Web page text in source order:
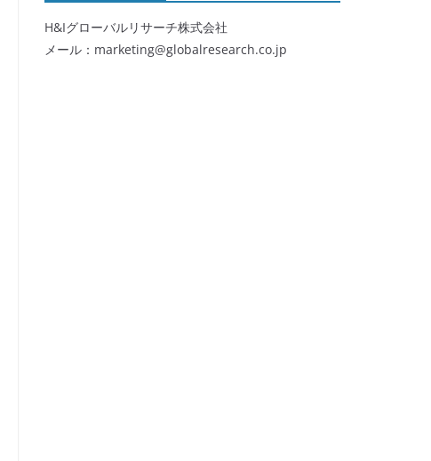
H&Iグローバルリサーチ株式会社
メール：marketing@globalresearch.co.jp